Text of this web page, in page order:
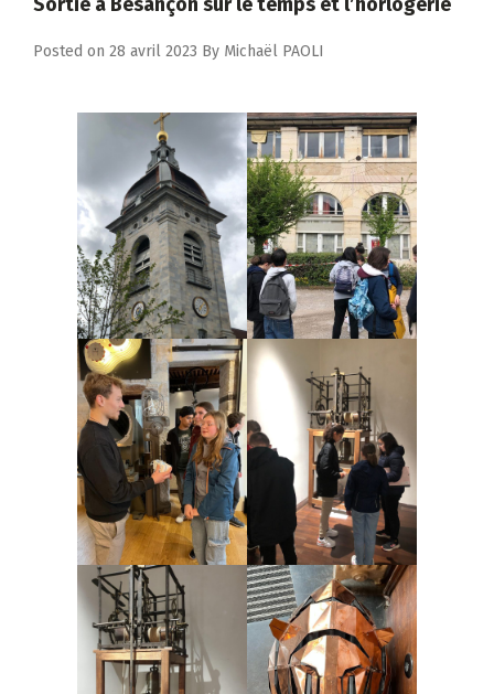
Posted on 28 avril 2023 By Michaël PAOLI